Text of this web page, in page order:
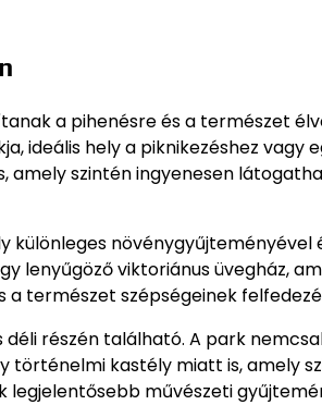
a pihenésre és a természet
ideális hely a piknikezéshez vagy
amely szintén ingyenesen
növénygyűjteményével
lenyűgöző viktoriánus üvegház,
természet szépségeinek
részén található. A park
történelmi kastély miatt is, amely
művészeti